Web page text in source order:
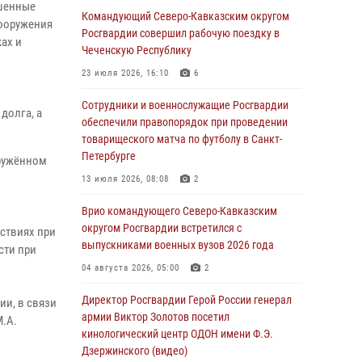
и
а
при
при
в связи
Сотрудники Росгвардии присоединились к
утренней разминке у стен музея истории
космонавтики в Калуге
08 августа 2026, 09:29
В Северо-Западном округе Росгвардии
продолжаются мероприятия в честь юбилея
ведомства
08 августа 2026, 09:03
навыки тактической медицины с учетом
опыта СВО
08 августа 2026, 09:00 2
Росгвардии провели турнир по настольному
теннису ко Дню физкультурника
08 августа 2026, 07:00
Командующий Северо-Кавказским округом
Росгвардии совершил рабочую поездку в
Чеченскую Республику
23 июля 2026, 16:10 6
Сотрудники и военнослужащие Росгвардии
обеспечили правопорядок при проведении
товарищеского матча по футболу в Санкт-
Петербурге
13 июля 2026, 08:08 2
Врио командующего Северо-Кавказским
округом Росгвардии встретился с
выпускниками военных вузов 2026 года
04 августа 2026, 05:00 2
Директор Росгвардии Герой России генерал
армии Виктор Золотов посетил
кинологический центр ОДОН имени Ф.Э.
Дзержинского (видео)